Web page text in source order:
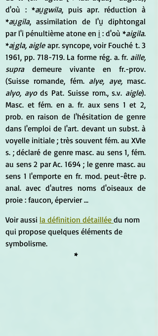
d'où : *aṷgwila, puis apr. réduction à
*aṷgila, assimilation de l'ṷ diphtongal
par l'i pénultième atone en i̭ : d'où *aigila.
*ai̭gla, aigle apr. syncope, voir Fouché t. 3
1961, pp. 718-719. La forme rég. a. fr. aille,
supra demeure vivante en fr.-prov.
(Suisse romande, fém. alye, aye,
alyo, ayo ds Pat. Suisse rom., s.v. aigle).
Masc. et fém. en a. fr. aux sens 1 et 2,
prob. en raison de l'hésitation de genre
dans l'emploi de l'art. devant un subst. à
voyelle initiale ; très souvent fém. au XVIe
s. ; déclaré de genre masc. au sens 1, fém.
au sens 2 par Ac. 1694 ; le genre masc. au
sens 1 l'emporte en fr. mod. peut-être p.
anal. avec d'autres noms d'oiseaux de
proie : faucon, épervier ...
Voir aussi la définition détaillée du nom
qui propose quelques éléments de
symbolisme.
*